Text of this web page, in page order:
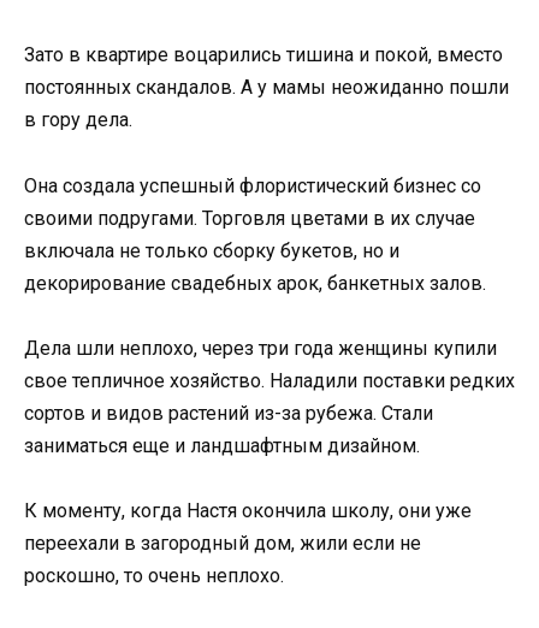
Зато в квартире воцарились тишина и покой, вместо
постоянных скандалов. А у мамы неожиданно пошли
в гору дела.
Она создала успешный флористический бизнес со
своими подругами. Торговля цветами в их случае
включала не только сборку букетов, но и
декорирование свадебных арок, банкетных залов.
Дела шли неплохо, через три года женщины купили
свое тепличное хозяйство. Наладили поставки редких
сортов и видов растений из-за рубежа. Стали
заниматься еще и ландшафтным дизайном.
К моменту, когда Настя окончила школу, они уже
переехали в загородный дом, жили если не
роскошно, то очень неплохо.